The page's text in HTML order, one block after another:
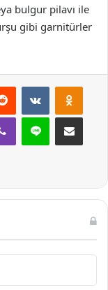
bulgur pilavı ile
gibi garnitürler
Reddit VKontakte
Viber Line E-Posta ile